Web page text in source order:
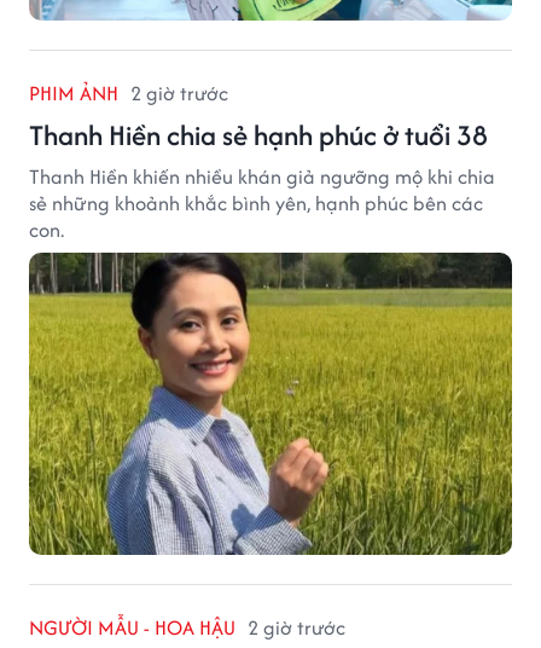
PHIM ẢNH 2 giờ trước
Thanh Hiền chia sẻ hạnh phúc ở tuổi 38
Thanh Hiền khiến nhiều khán giả ngưỡng mộ khi chia
sẻ những khoảnh khắc bình yên, hạnh phúc bên các
con.
NGƯỜI MẪU - HOA HẬU 2 giờ trước